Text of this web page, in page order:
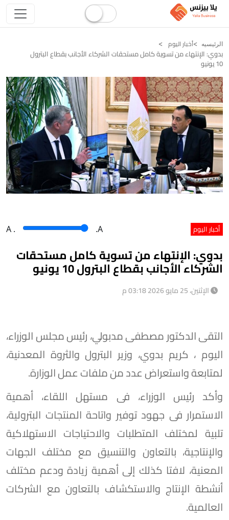
الرئيسيه أخبار اليوم
بدوي: الإنتهاء من تسوية كامل مستحقات الشركاء الأجانب بقطاع البترول
10 يونيو
أخبار اليوم A . .A
بدوي: الإنتهاء من تسوية كامل مستحقات
الشركاء الأجانب بقطاع البترول 10 يونيو
الإثنين، 25 مايو 2026 03:18 م
التقى الدكتور مصطفى مدبولي، رئيس مجلس الوزراء،
اليوم ، كريم بدوي، وزير البترول والثروة المعدنية،
لمتابعة واستعراض عدد من ملفات عمل الوزارة.
وأكد رئيس الوزراء، فى مستهل اللقاء، أهمية
الاستمرار فى جهود توفير واتاحة المنتجات البترولية،
تلبية لمختلف المتطلبات والاحتياجات الاستهلاكية
والإنتاجية، بالتعاون والتنسيق مع مختلف الجهات
المعنية، لافتا كذلك إلى أهمية زيادة ودعم مختلف
أنشطة الإنتاج والاستكشاف بالتعاون مع الشركات
العالمية.